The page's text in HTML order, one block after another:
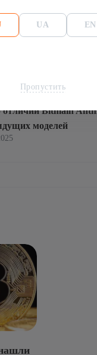
был золотым
отличий Bitmain
моделей
UA EN
Пропустить